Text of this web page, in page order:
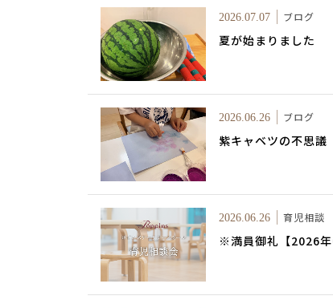
2026.07.07 ブログ
夏が始まりました
2026.06.26 ブログ
紫キャベツの不思議
2026.06.26 育児相談
※満員御礼【2026年